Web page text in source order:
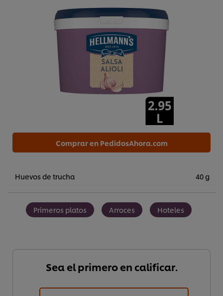
Comprar en PedidosAhora.com
Huevos de trucha 40 g
Primeros platos Arroces Hoteles
Sea el primero en calificar.
similares) para mejorar tu experiencia en nuestra web.